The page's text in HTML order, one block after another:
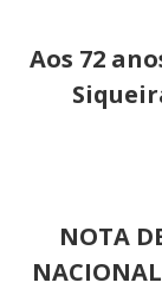
de
post:
Aos 72
NOTA